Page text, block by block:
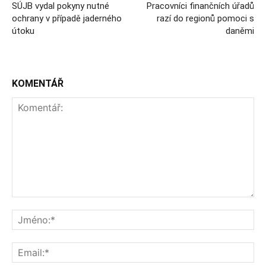
SÚJB vydal pokyny nutné
ochrany v případě jaderného
útoku
Pracovníci finančních úřadů
razí do regionů pomoci s
daněmi
KOMENTÁŘ